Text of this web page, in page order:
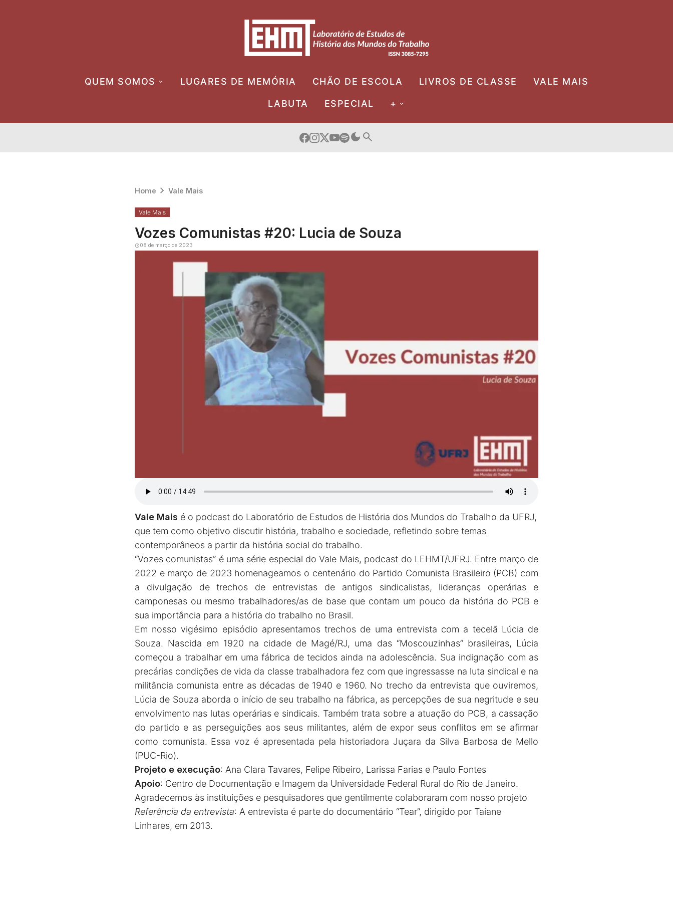
QUEM SOMOS LUGARES DE MEMÓRIA CHÃO DE ESCOLA LIVROS DE CLASSE VALE MAIS
LABUTA ESPECIAL +
Home Vale Mais
Vale Mais
Vozes Comunistas #20: Lucia de Souza
08 de março de 2023
Vale Mais é o podcast do Laboratório de Estudos de História dos Mundos do Trabalho da UFRJ,
que tem como objetivo discutir história, trabalho e sociedade, refletindo sobre temas
contemporâneos a partir da história social do trabalho.
“Vozes comunistas” é uma série especial do Vale Mais, podcast do LEHMT/UFRJ. Entre março de
2022 e março de 2023 homenageamos o centenário do Partido Comunista Brasileiro (PCB) com
a divulgação de trechos de entrevistas de antigos sindicalistas, lideranças operárias e
camponesas ou mesmo trabalhadores/as de base que contam um pouco da história do PCB e
sua importância para a história do trabalho no Brasil.
Em nosso vigésimo episódio apresentamos trechos de uma entrevista com a tecelã Lúcia de
Souza. Nascida em 1920 na cidade de Magé/RJ, uma das “Moscouzinhas” brasileiras, Lúcia
começou a trabalhar em uma fábrica de tecidos ainda na adolescência. Sua indignação com as
precárias condições de vida da classe trabalhadora fez com que ingressasse na luta sindical e na
militância comunista entre as décadas de 1940 e 1960. No trecho da entrevista que ouviremos,
Lúcia de Souza aborda o início de seu trabalho na fábrica, as percepções de sua negritude e seu
envolvimento nas lutas operárias e sindicais. Também trata sobre a atuação do PCB, a cassação
do partido e as perseguições aos seus militantes, além de expor seus conflitos em se afirmar
como comunista. Essa voz é apresentada pela historiadora Juçara da Silva Barbosa de Mello
(PUC-Rio).
Projeto e execução: Ana Clara Tavares, Felipe Ribeiro, Larissa Farias e Paulo Fontes
Apoio: Centro de Documentação e Imagem da Universidade Federal Rural do Rio de Janeiro.
Agradecemos às instituições e pesquisadores que gentilmente colaboraram com nosso projeto
Referência da entrevista: A entrevista é parte do documentário “Tear”, dirigido por Taiane
Linhares, em 2013.